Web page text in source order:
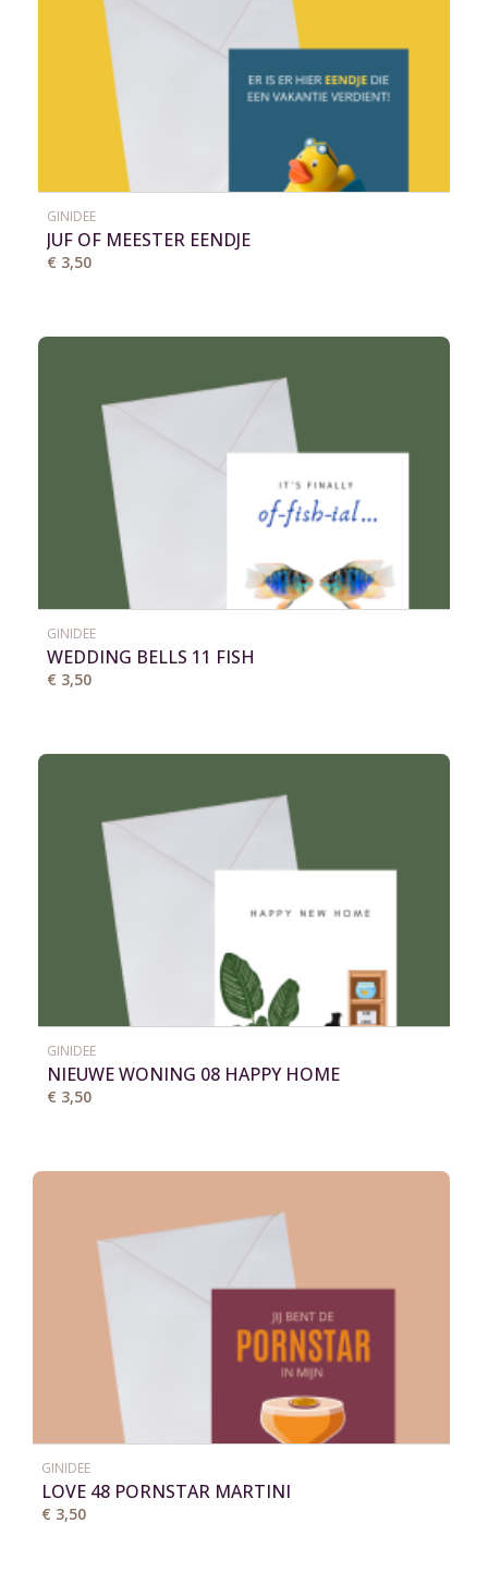
GINIDEE
JUF OF MEESTER EENDJE
€ 3,50
GINIDEE
WEDDING BELLS 11 FISH
€ 3,50
GINIDEE
NIEUWE WONING 08 HAPPY HOME
€ 3,50
GINIDEE
LOVE 48 PORNSTAR MARTINI
€ 3,50